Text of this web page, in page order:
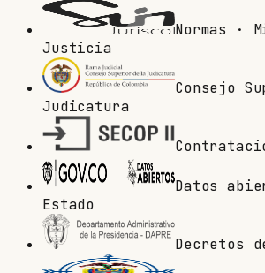
Normas ·
Justicia
Consejo
Judicatura
Datos
Estado
Decretos